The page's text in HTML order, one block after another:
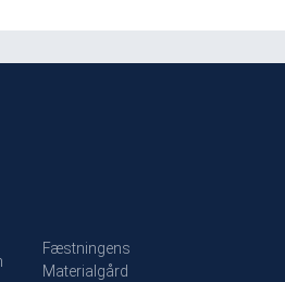
Fæstningens
Materialgård